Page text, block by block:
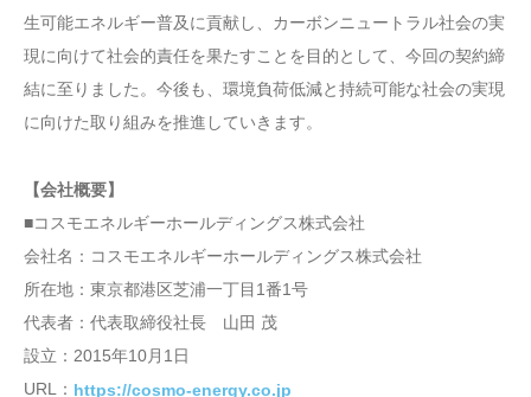
生可能エネルギー普及に貢献し、カーボンニュートラル社会の実
現に向けて社会的責任を果たすことを目的として、今回の契約締
結に至りました。今後も、環境負荷低減と持続可能な社会の実現
に向けた取り組みを推進していきます。
【会社概要】
■コスモエネルギーホールディングス株式会社
会社名：コスモエネルギーホールディングス株式会社
所在地：東京都港区芝浦一丁目1番1号
代表者：代表取締役社長 山田 茂
設立：2015年10月1日
URL： https://cosmo-energy.co.jp